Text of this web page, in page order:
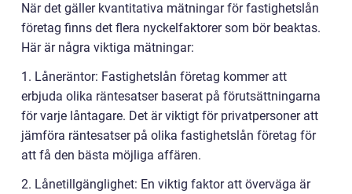
När det gäller kvantitativa mätningar för fastighetslån
företag finns det flera nyckelfaktorer som bör beaktas.
Här är några viktiga mätningar:
1. Låneräntor: Fastighetslån företag kommer att
erbjuda olika räntesatser baserat på förutsättningarna
för varje låntagare. Det är viktigt för privatpersoner att
jämföra räntesatser på olika fastighetslån företag för
att få den bästa möjliga affären.
2. Lånetillgänglighet: En viktig faktor att överväga är